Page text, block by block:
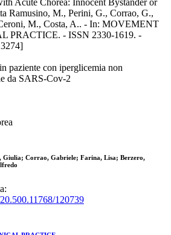
Acute Chorea: Innocent Bystander or
Ramusino, M., Perini, G., Corrao, G.,
M., Costa, A.. - In: MOVEMENT
PRACTICE. - ISSN 2330-1619. -
paziente con iperglicemia non
da SARS-Cov-2
Giulia; Corrao, Gabriele; Farina, Lisa; Berzero,
120739